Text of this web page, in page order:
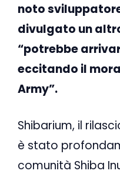
noto
divulgato un
“potrebbe
eccitando il
Army”.
Shibarium, il
è stato
comunità Shiba